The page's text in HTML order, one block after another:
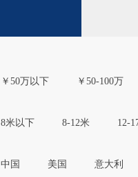
￥50万以下 ￥50-100万
8米以下 8-12米 12-
中国 美国 意大利